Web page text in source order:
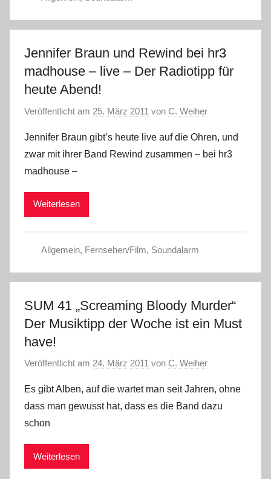
Jennifer Braun und Rewind bei hr3
madhouse – live – Der Radiotipp für
heute Abend!
Veröffentlicht am 25. März 2011 von C. Weiher
Jennifer Braun gibt’s heute live auf die Ohren, und
zwar mit ihrer Band Rewind zusammen – bei hr3
madhouse –
Weiterlesen
Allgemein, Fernsehen/Film, Soundalarm
SUM 41 „Screaming Bloody Murder“
Der Musiktipp der Woche ist ein Must
have!
Veröffentlicht am 24. März 2011 von C. Weiher
Es gibt Alben, auf die wartet man seit Jahren, ohne
dass man gewusst hat, dass es die Band dazu
schon
Weiterlesen